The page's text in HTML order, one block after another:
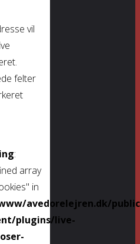
vil
felter
:
array
in
avedorelejren.dk/
plugins/live-